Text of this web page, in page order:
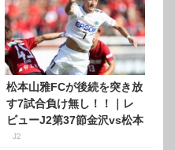
松本山雅FCが後続を突き放
す7試合負け無し！！｜レ
ビューJ2第37節金沢vs松本
山雅FC
J2